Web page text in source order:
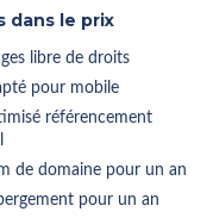
dans le prix
libre de droits
pour mobile
référencement
de domaine pour un an
pour un an